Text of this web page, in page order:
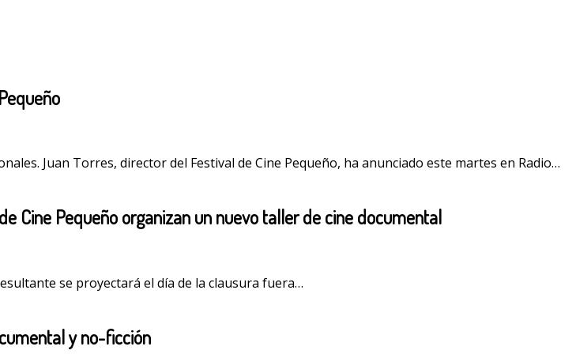
Juan Torres, director del Festival de Cine Pequeño, ha anunciado este martes en Radio…
Cine Pequeño organizan un nuevo taller de cine documental
se proyectará el día de la clausura fuera…
y no-ficción